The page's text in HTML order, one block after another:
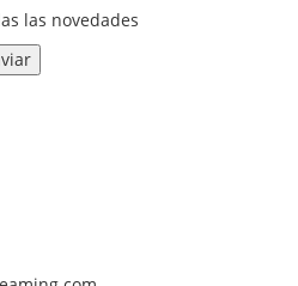
las novedades